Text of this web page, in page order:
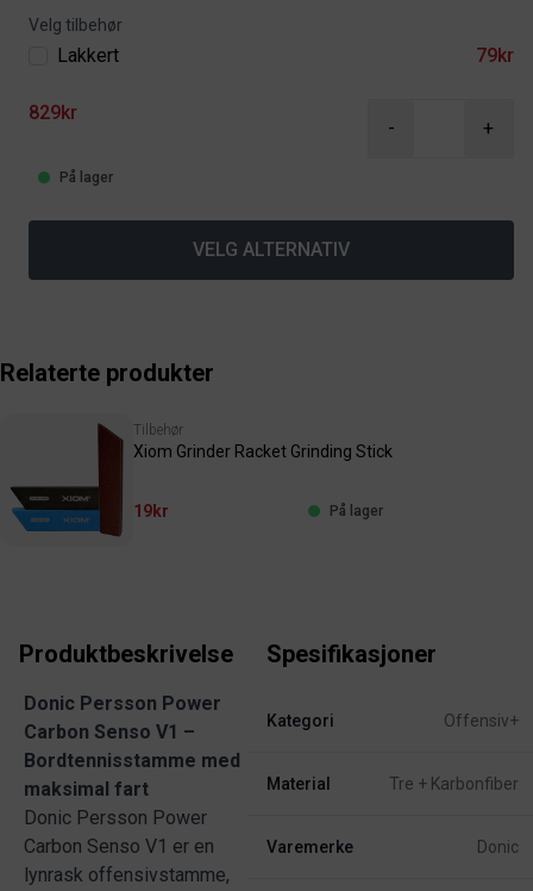
Velg tilbehør
Lakkert 79kr
829kr
- +
På lager
VELG ALTERNATIV
Relaterte produkter
Tilbehør
Xiom Grinder Racket Grinding Stick
19kr På lager
Produktbeskrivelse
Donic Persson Power
Carbon Senso V1 –
Bordtennisstamme med
maksimal fart
Donic Persson Power
Carbon Senso V1 er en
lynrask offensivstamme,
Spesifikasjoner
Kategori Offensiv+
Material Tre + Karbonfiber
Varemerke Donic